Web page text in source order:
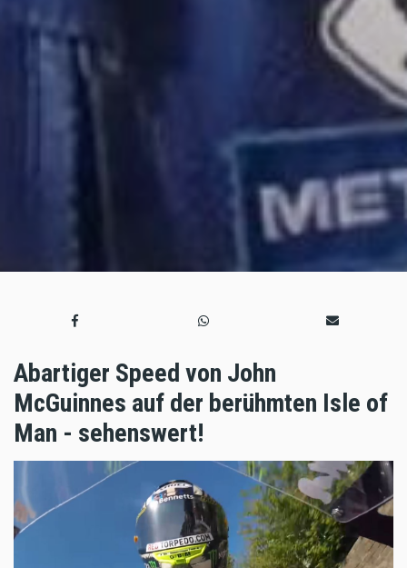
Abartiger Speed von John
McGuinnes auf der berühmten Isle of
Man - sehenswert!